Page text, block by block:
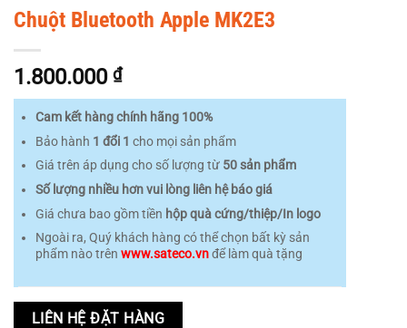
Chuột Bluetooth Apple MK2E3
1.800.000 ₫
Cam kết hàng chính hãng 100%
Bảo hành 1 đổi 1 cho mọi sản phẩm
Giá trên áp dụng cho số lượng từ50 sản phẩm
Số lượng nhiều hơn vui lòng liên hệ báo giá
Giá chưa bao gồm tiền hộp quà cứng/thiệp/In logo
Ngoài ra, Quý khách hàng có thể chọn bất kỳ sản
phẩm nào trên www.sateco.vnđể làm quà tặng
LIÊN HỆ ĐẶT HÀNG